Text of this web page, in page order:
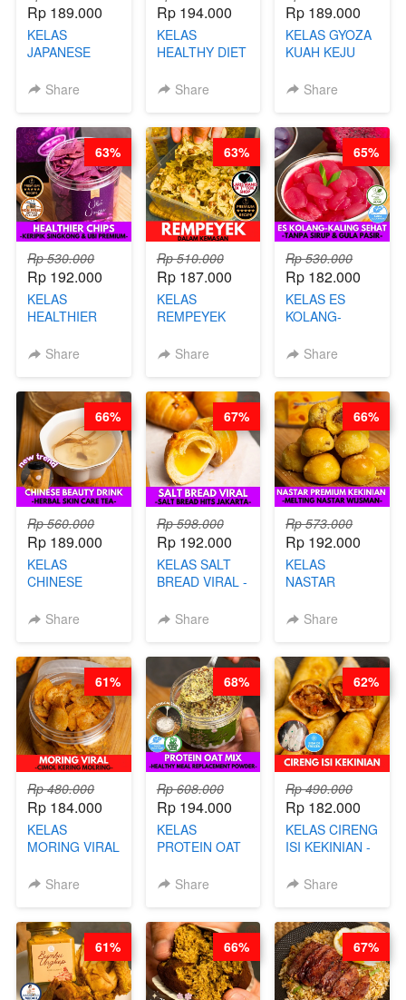
Rp 189.000
KELAS
JAPANESE
KARAAGE - BY
Share
Rp 194.000
KELAS
HEALTHY DIET
BY BARISTA
Share
Rp 189.000
KELAS GYOZA
KUAH KEJU
CHEF DITA
Share
Rp 530.000
Rp 192.000
KELAS
HEALTHIER
KERIPIK
BY CHEF DITA
Share
63%
Rp 510.000
Rp 187.000
KELAS
REMPEYEK
KEMASAN - BY
Share
63%
Rp 530.000
Rp 182.000
KELAS ES
KOLANG-
- TANPA SIRUP
Share
65%
Rp 560.000
Rp 189.000
KELAS
CHINESE
- HERBAL SKIN
ARISUDANA
Share
66%
Rp 598.000
Rp 192.000
KELAS SALT
BREAD VIRAL -
HITS JAKARTA
Share
67%
Rp 573.000
Rp 192.000
KELAS
NASTAR
KEKINIAN -
WIJSMAN- BY
CHEF DITA
Share
66%
Rp 480.000
Rp 184.000
KELAS
MORING VIRAL
KERING
Share
61%
Rp 608.000
Rp 194.000
KELAS
PROTEIN OAT
MEAL
BARISTA
ARISUDANA
Share
68%
Rp 490.000
Rp 182.000
KELAS CIRENG
ISI KEKINIAN -
Share
62%
61% 66% 67%